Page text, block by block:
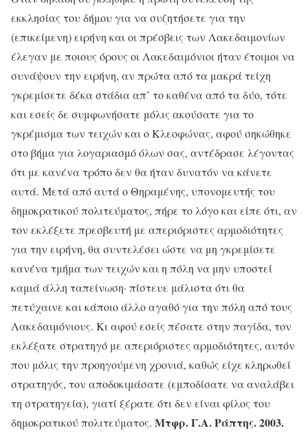
εκκλησίας του δήμου για να συζητήσετε για την
(επικείμενη) ειρήνη και οι πρέσβεις των Λακεδαιμονίων
έλεγαν με ποιους όρους οι Λακεδαιμόνιοι ήταν έτοιμοι να
συνάψουν την ειρήνη, αν πρώτα από τα μακρά τείχη
γκρεμίσετε δέκα στάδια απ’ το καθένα από τα δύο, τότε
και εσείς δε συμφωνήσατε μόλις ακούσατε για το
γκρέμισμα των τειχών και ο Κλεοφώνας, αφού σηκώθηκε
στο βήμα για λογαριασμό όλων σας, αντέδρασε λέγοντας
ότι με κανένα τρόπο δεν θα ήταν δυνατόν να κάνετε
αυτά. Μετά από αυτά ο Θηραμένης, υπονομευτής του
δημοκρατικού πολιτεύματος, πήρε το λόγο και είπε ότι, αν
τον εκλέξετε πρεσβευτή με απεριόριστες αρμοδιότητες
για την ειρήνη, θα συντελέσει ώστε να μη γκρεμίσετε
κανένα τμήμα των τειχών και η πόλη να μην υποστεί
καμιά άλλη ταπείνωση· πίστευε μάλιστα ότι θα
πετύχαινε και κάποιο άλλο αγαθό για την πόλη από τους
Λακεδαιμόνιους. Κι αφού εσείς πέσατε στην παγίδα, τον
εκλέξατε στρατηγό με απεριόριστες αρμοδιότητες, αυτόν
που μόλις την προηγούμενη χρονιά, καθώς είχε κληρωθεί
στρατηγός, τον αποδοκιμάσατε (εμποδίσατε να αναλάβει
τη στρατηγεία), γιατί ξέρατε ότι δεν είναι φίλος του
δημοκρατικού πολιτεύματος. Μτφρ. Γ.Α. Ράπτης. 2003.